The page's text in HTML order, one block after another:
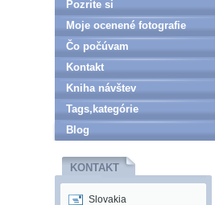
Pozrite si
Moje ocenené fotografie
Čo počúvam
Kontakt
Kniha návštev
Tags,kategórie
Blog
KONTAKT
Slovakia